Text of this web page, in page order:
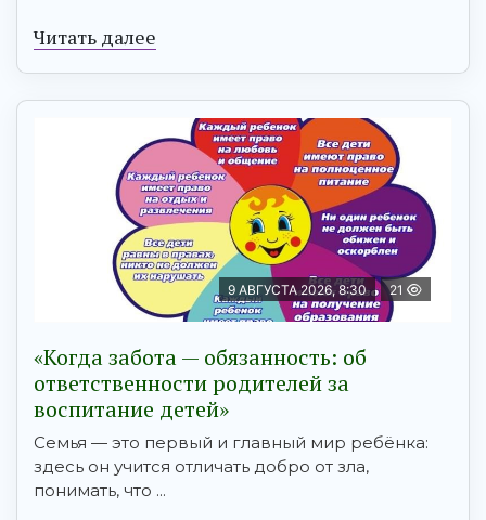
Читать далее
9 АВГУСТА 2026, 8:30 21
«Когда забота — обязанность: об
ответственности родителей за
воспитание детей»
Семья — это первый и главный мир ребёнка:
здесь он учится отличать добро от зла,
понимать, что ...